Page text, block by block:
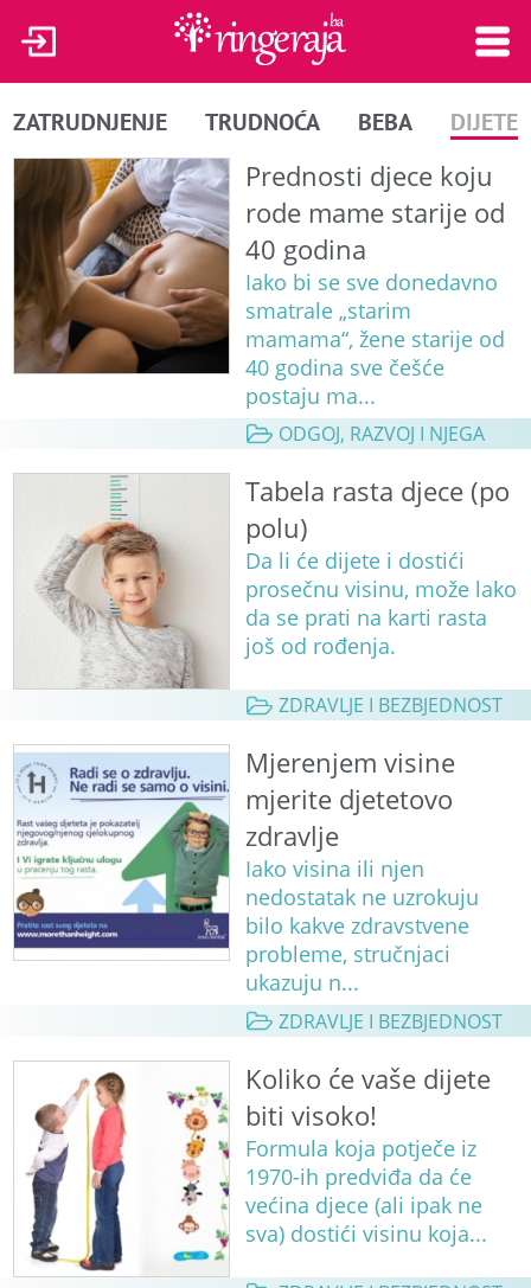
ZATRUDNJENJE TRUDNOĆA BEBA DIJETE
Prednosti djece koju
rode mame starije od
40 godina
Iako bi se sve donedavno
smatrale „starim
mamama“, žene starije od
40 godina sve češće
postaju ma...
ODGOJ, RAZVOJ I NJEGA
Tabela rasta djece (po
polu)
Da li će dijete i dostići
prosečnu visinu, može lako
da se prati na karti rasta
još od rođenja.
ZDRAVLJE I BEZBJEDNOST
Mjerenjem visine
mjerite djetetovo
zdravlje
Iako visina ili njen
nedostatak ne uzrokuju
bilo kakve zdravstvene
probleme, stručnjaci
ukazuju n...
ZDRAVLJE I BEZBJEDNOST
Koliko će vaše dijete
biti visoko!
Formula koja potječe iz
1970-ih predviđa da će
većina djece (ali ipak ne
sva) dostići visinu koja...